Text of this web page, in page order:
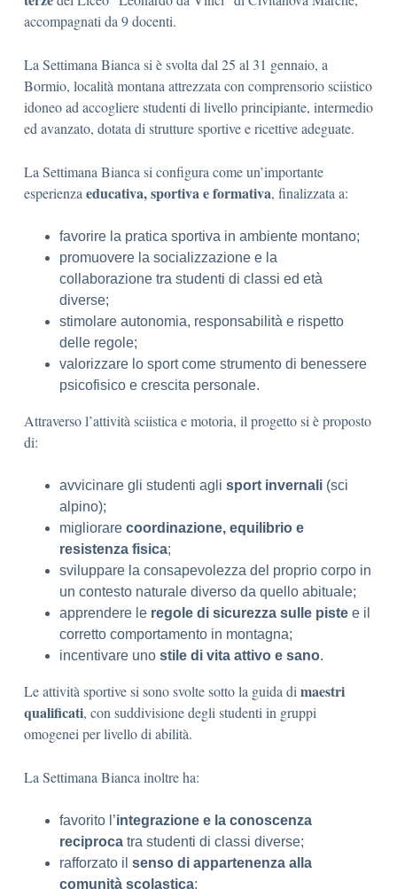
accompagnati da 9 docenti.
La Settimana Bianca si è svolta dal 25 al 31 gennaio, a
Bormio, località montana attrezzata con comprensorio sciistico
idoneo ad accogliere studenti di livello principiante, intermedio
ed avanzato, dotata di strutture sportive e ricettive adeguate.
La Settimana Bianca si configura come un’importante
esperienza educativa, sportiva e formativa, finalizzata a:
favorire la pratica sportiva in ambiente montano;
promuovere la socializzazione e la
collaborazione tra studenti di classi ed età
diverse;
stimolare autonomia, responsabilità e rispetto
delle regole;
valorizzare lo sport come strumento di benessere
psicofisico e crescita personale.
Attraverso l’attività sciistica e motoria, il progetto si è proposto
di:
avvicinare gli studenti agli sport invernali (sci
alpino);
migliorare coordinazione, equilibrio e
resistenza fisica;
sviluppare la consapevolezza del proprio corpo in
un contesto naturale diverso da quello abituale;
apprendere le regole di sicurezza sulle piste e il
corretto comportamento in montagna;
incentivare uno stile di vita attivo e sano.
Le attività sportive si sono svolte sotto la guida di maestri
qualificati, con suddivisione degli studenti in gruppi
omogenei per livello di abilità.
La Settimana Bianca inoltre ha:
favorito l’integrazione e la conoscenza
reciproca tra studenti di classi diverse;
rafforzato il senso di appartenenza alla
comunità scolastica;